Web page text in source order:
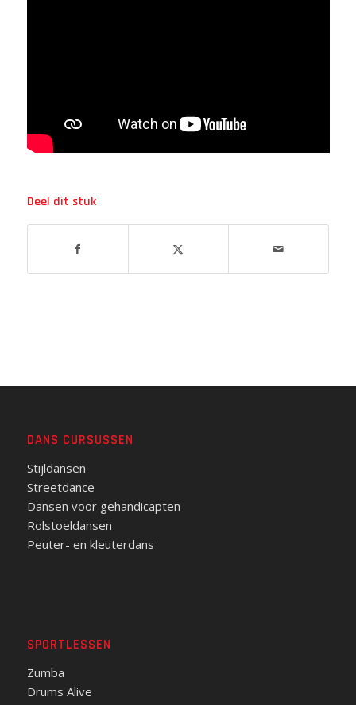
Deel dit stuk
DANS CURSUSSEN
Stijldansen
Streetdance
Dansen voor gehandicapten
Rolstoeldansen
Peuter- en kleuterdans
SPORTLESSEN
Zumba
Drums Alive